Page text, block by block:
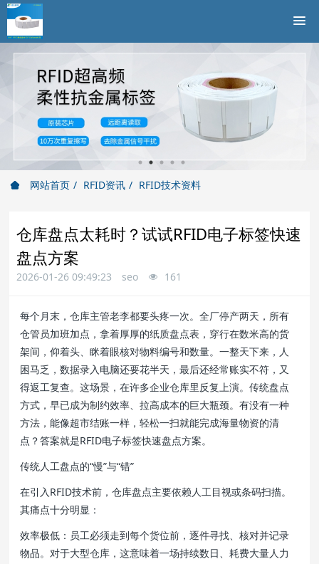
网站首页 RFID资讯 RFID技术资料
仓库盘点太耗时？试试RFID电子标签快速
盘点方案
2026-01-26 09:49:23 seo 161
每个月末，仓库主管老李都要头疼一次。全厂停产两天，所有
仓管员加班加点，拿着厚厚的纸质盘点表，穿行在数米高的货
架间，仰着头、眯着眼核对物料编号和数量。一整天下来，人
困马乏，数据录入电脑还要花半天，最后还经常账实不符，又
得返工复查。这场景，在许多企业仓库里反复上演。传统盘点
方式，早已成为制约效率、拉高成本的巨大瓶颈。有没有一种
方法，能像超市结账一样，轻松一扫就能完成海量物资的清
点？答案就是RFID电子标签快速盘点方案。
传统人工盘点的“慢”与“错”
在引入RFID技术前，仓库盘点主要依赖人工目视或条码扫描。
其痛点十分明显：
效率极低：员工必须走到每个货位前，逐件寻找、核对并记录
物品。对于大型仓库，这意味着一场持续数日、耗费大量人力